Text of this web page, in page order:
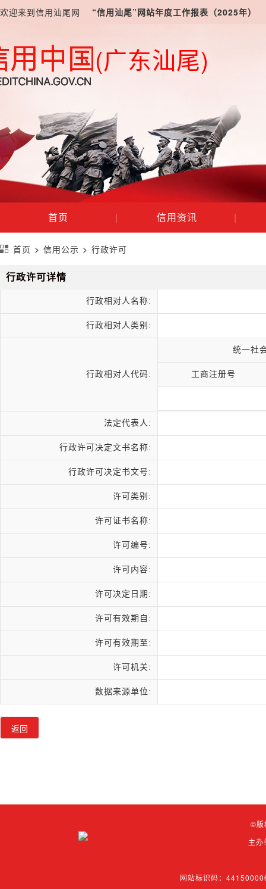
(广东汕尾)
欢迎来到信用汕尾网 “信用汕尾”网站年度工作报表（2025年）
首页 | 信用资讯 |
首页 > 信用公示 > 行政许可
行政许可详情
行政相对人名称:
行政相对人类别:
行政相对人代码:
统一社
工商注册号
法定代表人:
行政许可决定文书名称:
行政许可决定书文号:
许可类别:
许可证书名称:
许可编号:
许可内容:
许可决定日期:
许可有效期自:
许可有效期至:
许可机关:
数据来源单位:
©版
主办
网站标识码：